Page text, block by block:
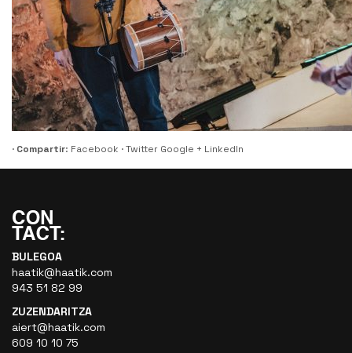
· Compartir: Facebook ·Twitter Google + LinkedIn
BULEGOA
haatik@haatik.com
943 51 82 99
ZUZENDARITZA
aiert@haatik.com
609 10 10 75